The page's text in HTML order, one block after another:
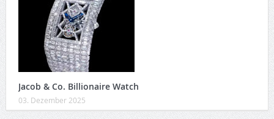
Jacob & Co. Billionaire Watch
03. Dezember 2025